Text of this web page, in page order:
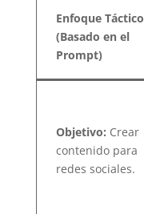
Enfoque Táctico
(Basado en el
Prompt)
Objetivo: Crear
contenido para
redes sociales.